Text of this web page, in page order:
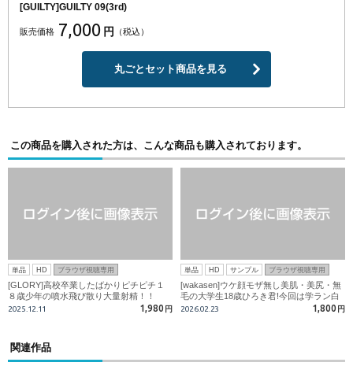
[GUILTY]GUILTY 09(3rd)
販売価格 7,000 円 （税込）
丸ごとセット商品を見る
この商品を購入された方は、こんな商品も購入されております。
単品 HD ブラウザ視聴専用
[GLORY]高校卒業したばかりピチピチ１
８歳少年の噴水飛び散り大量射精！！
2025.12.11 1,980 円
単品 HD サンプル ブラウザ視聴専用
[wakasen]ウケ顔モザ無し美肌・美尻・無
毛の大学生18歳ひろき君!今回は学ラン白
ブリで!生チンポで掘られ喘ぎ、チンポび
2026.02.23 1,800 円
関連作品